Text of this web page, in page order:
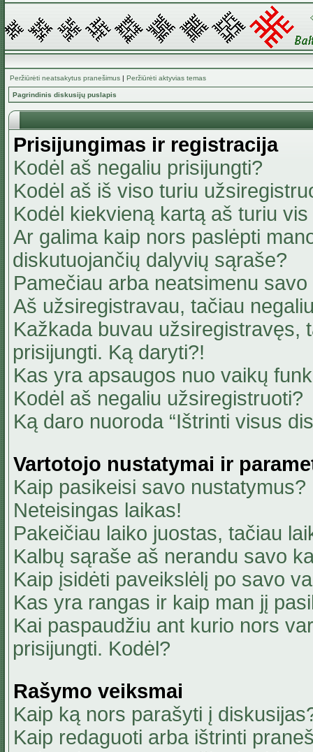
Peržiūrėti neatsakytus pranešimus | Peržiūrėti aktyvias temas
Pagrindinis diskusijų puslapis
Prisijungimas ir registracija
Kodėl aš negaliu prisijungti?
Kodėl aš iš viso turiu
Kodėl kiekvieną kartą aš turiu
Ar galima kaip nors paslėpti
diskutuojančių dalyvių sąraše?
Pamečiau arba neatsimenu
Aš užsiregistravau, tačiau
Kažkada buvau užsiregistravęs,
prisijungti. Ką daryti?!
Kas yra apsaugos nuo vaikų
Kodėl aš negaliu užsiregistruoti?
Ką daro nuoroda “Ištrinti visus
Vartotojo nustatymai ir
Kaip pasikeisi savo nustatymus?
Neteisingas laikas!
Pakeičiau laiko juostas, tačiau
Kalbų sąraše aš nerandu savo
Kaip įsidėti paveikslėlį po savo
Kas yra rangas ir kaip man jį
Kai paspaudžiu ant kurio nors
prisijungti. Kodėl?
Rašymo veiksmai
Kaip ką nors parašyti į
Kaip redaguoti arba ištrinti